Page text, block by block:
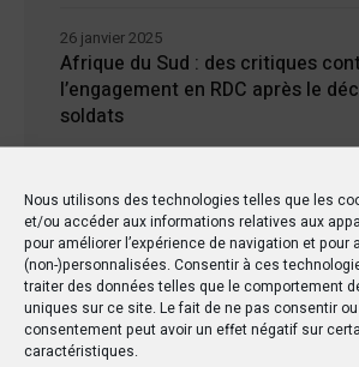
Nous utilisons des technologies telles que les
et/ou accéder aux informations relatives aux
pour améliorer l’expérience de navigation et
(non-)personnalisées. Consentir à ces
traiter des données telles que le comportement
uniques sur ce site. Le fait de ne pas consentir
consentement peut avoir un effet négatif sur
caractéristiques.
Afrique du Sud : des critiques
l’engagement en RDC après le
soldats
26 janvier 2025
Kisangani : Une ville riche en eaux
manque d’électricité